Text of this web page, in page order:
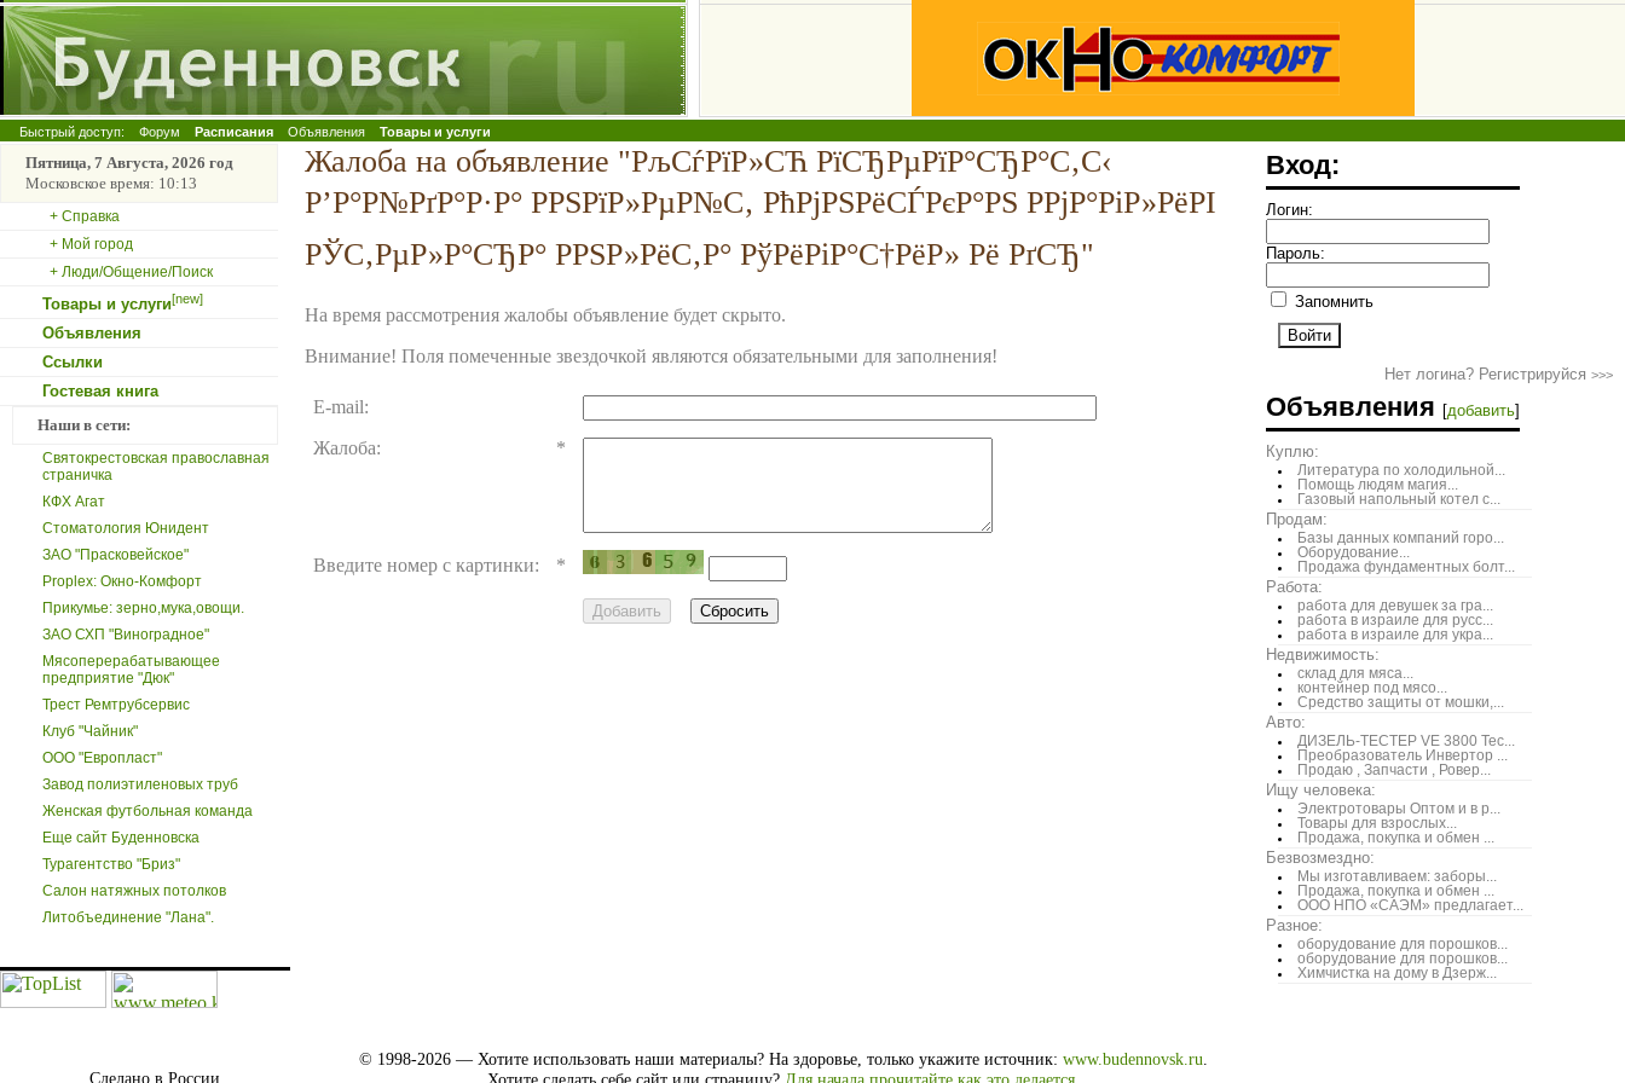
Быстрый доступ: Форум Расписания Объявления Товары и услуги
Пятница, 7 Августа, 2026 год
Московское время: 10:13
+ Справка
+ Мой город
+ Люди/Общение/Поиск
Товары и услуги[new]
Объявления
Ссылки
Гостевая книга
Наши в сети:
Святокрестовская православная
страничка
КФХ Агат
Стоматология Юнидент
ЗАО "Прасковейское"
Proplex: Окно-Комфорт
Прикумье: зерно,мука,овощи.
ЗАО СХП "Виноградное"
Мясоперерабатывающее
предприятие "Дюк"
Трест Ремтрубсервис
Клуб "Чайник"
ООО "Европласт"
Завод полиэтиленовых труб
Женская футбольная команда
Еще сайт Буденновска
Турагентство "Бриз"
Салон натяжных потолков
Литобъединение "Лана".
Жалоба на объявление "РљСѓРїР»СЋ РїСЂРµРїР°СЂР°С‚С‹
Р’Р°Р№РґР°Р·Р° Р­РЅРїР»РµР№С‚ РћРјРЅРёСЃРєР°РЅ РРјР°РіР»РёРІ
РЎС‚РµР»Р°СЂР° РРЅР»РёС‚Р° РўРёРіР°С†РёР» Рё РґСЂ"
На время рассмотрения жалобы объявление будет скрыто.
Внимание! Поля помеченные звездочкой являются обязательными для заполнения!
E-mail:
Жалоба:
*
Введите номер с картинки: *
Вход:
Логин:
Пароль:
Запомнить
Нет логина? Регистрируйся >>>
Объявления [добавить]
Куплю:
Литература по холодильной...
Помощь людям магия...
Газовый напольный котел с...
Продам:
Базы данных компаний горо...
Оборудование...
Продажа фундаментных болт...
Работа:
работа для девушек за гра...
работа в израиле для русс...
работа в израиле для укра...
Недвижимость:
склад для мяса...
контейнер под мясо...
Средство защиты от мошки,...
Авто:
ДИЗЕЛЬ-ТЕСТЕР VE 3800 Тес...
Преобразователь Инвертор ...
Продаю , Запчасти , Ровер...
Ищу человека:
Электротовары Оптом и в р...
Товары для взрослых...
Продажа, покупка и обмен ...
Безвозмездно:
Мы изготавливаем: заборы...
Продажа, покупка и обмен ...
ООО НПО «САЭМ» предлагает...
Разное:
оборудование для порошков...
оборудование для порошков...
Химчистка на дому в Дзерж...
Сделано в России.
© 1998-2026 — Хотите использовать наши материалы? На здоровье, только укажите источник: www.budennovsk.ru